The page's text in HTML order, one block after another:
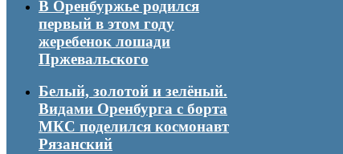
В Оренбуржье родился
первый в этом году
жеребенок лошади
Пржевальского
Белый, золотой и зелёный.
Видами Оренбурга с борта
МКС поделился космонавт
Рязанский